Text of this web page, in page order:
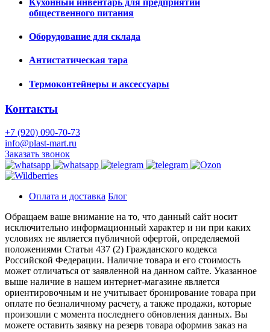
общественного питания
Оборудование для склада
Антистатическая тара
Термоконтейнеры и аксессуары
Контакты
+7 (920) 090-70-73
info@plast-mart.ru
Заказать звонок
Оплата и доставка Блог
Обращаем ваше внимание на то, что данный сайт носит
исключительно информационный характер и ни при каких
условиях не является публичной офертой, определяемой
положениями Статьи 437 (2) Гражданского кодекса
Российской Федерации. Наличие товара и его стоимость
может отличаться от заявленной на данном сайте. Указанное
выше наличие в нашем интернет-магазине является
ориентировочным и не учитывает бронирование товара при
оплате по безналичному расчету, а также продажи, которые
произошли с момента последнего обновления данных. Вы
можете оставить заявку на резерв товара оформив заказ на